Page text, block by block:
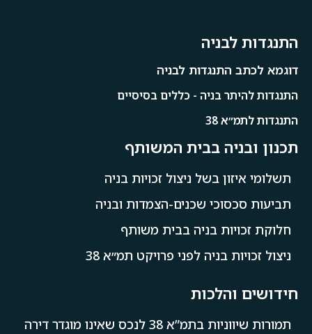
התנגדות לבניה
דוגמא לכתב התנגדות לבניה
התנגדות להיתר בניה - כללים בסיסיים
התנגדות לתמ״א 38
תכנון ובניה בבית המשותף
תשלומי איזון בשל ניצול זכויות בניה
תביעות סכסוכי שכנים-הצמדות ובניה
חלוקת זכויות בניה בבית משותף
ניצול זכויות בניה לפני פרויקט תמ״א 38
חידושים והלכות
תמורות שיווניות בתמ”א 38 לנכס שאינו מוגדר דירה